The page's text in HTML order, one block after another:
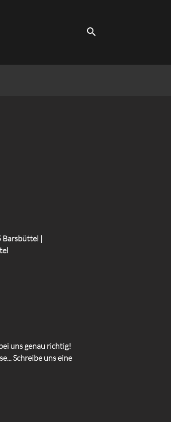
search
Barsbüttel |
uns genau richtig!
Schreibe uns eine